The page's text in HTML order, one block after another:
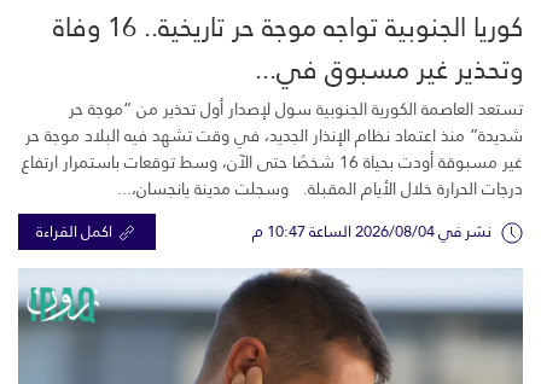
كوريا الجنوبية تواجه موجة حر تاريخية.. 16 وفاة
وتحذير غير مسبوق في...
تستعد العاصمة الكورية الجنوبية سول لإصدار أول تحذير من “موجة حر
شديدة” منذ اعتماد نظام الإنذار الجديد، في وقت تشهد فيه البلاد موجة حر
غير مسبوقة أودت بحياة 16 شخصًا حتى الآن، وسط توقعات باستمرار ارتفاع
درجات الحرارة خلال الأيام المقبلة. وسجلت مدينة يانجسان،...
نشر في 2026/08/04 الساعة 10:47 م اكمل القراءة